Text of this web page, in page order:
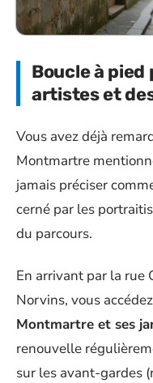
Boucle à
artistes et
Vous avez déjà
Montmartre
jamais préciser
cerné par les
du parcours.
En arrivant par la rue
Norvins, vous
Montmartre et ses
renouvelle
sur les avant-gardes